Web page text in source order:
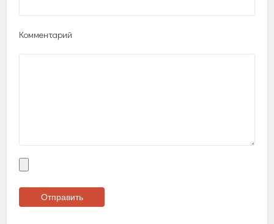
Комментарий